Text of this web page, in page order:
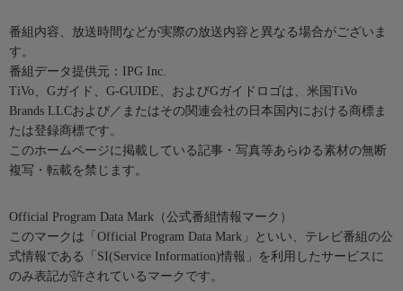
番組内容、放送時間などが実際の放送内容と異なる場合がございま
す。
番組データ提供元：IPG Inc.
TiVo、Gガイド、G-GUIDE、およびGガイドロゴは、米国TiVo
Brands LLCおよび／またはその関連会社の日本国内における商標ま
たは登録商標です。
このホームページに掲載している記事・写真等あらゆる素材の無断
複写・転載を禁じます。
Official Program Data Mark（公式番組情報マーク）
このマークは「Official Program Data Mark」といい、テレビ番組の公
式情報である「SI(Service Information)情報」を利用したサービスに
のみ表記が許されているマークです。